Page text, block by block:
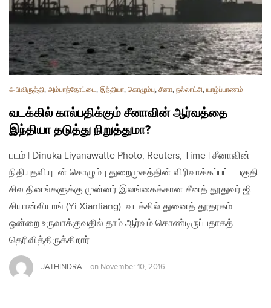
அபிவிருத்தி, அம்பாந்தோட்டை, இந்தியா, கொழும்பு, சீனா, நல்லாட்சி, யாழ்ப்பாணம்
வடக்கில் கால்பதிக்கும் சீனாவின் ஆர்வத்தை
இந்தியா தடுத்து நிறுத்துமா?
படம் | Dinuka Liyanawatte Photo, Reuters, Time | சீனாவின்
நிதியுதவியுடன் கொழும்பு துறைமுகத்தின் விரிவாக்கப்பட்ட பகுதி.
சில தினங்களுக்கு முன்னர் இலங்கைக்கான சீனத் தூதுவர் ஜி
சியான்லியாங் (Yi Xianliang) வடக்கில் துனைத் தூதரகம்
ஒன்றை உருவாக்குவதில் தாம் ஆர்வம் கொண்டிருப்பதாகத்
தெரிவித்திருக்கிறார்….
JATHINDRA on November 10, 2016